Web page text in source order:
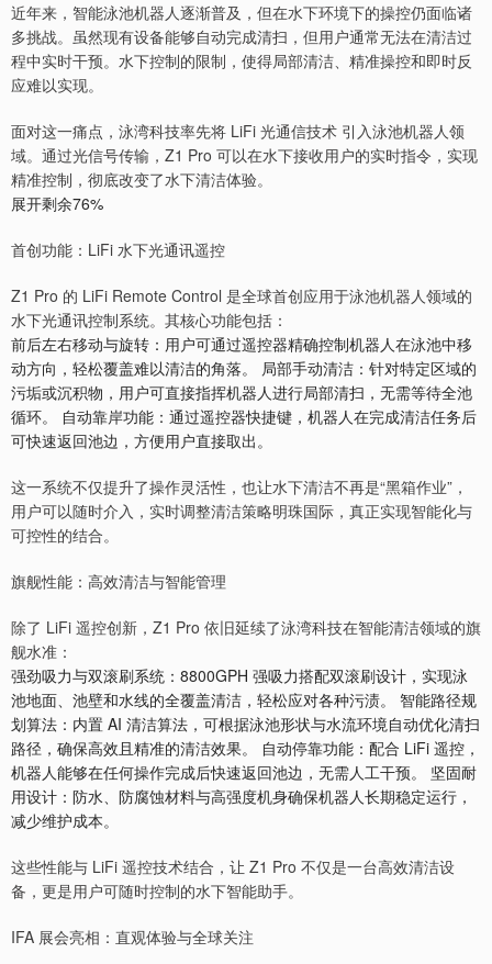
近年来，智能泳池机器人逐渐普及，但在水下环境下的操控仍面临诸
多挑战。虽然现有设备能够自动完成清扫，但用户通常无法在清洁过
程中实时干预。水下控制的限制，使得局部清洁、精准操控和即时反
应难以实现。
面对这一痛点，泳湾科技率先将 LiFi 光通信技术 引入泳池机器人领
域。通过光信号传输，Z1 Pro 可以在水下接收用户的实时指令，实现
精准控制，彻底改变了水下清洁体验。
展开剩余76%
首创功能：LiFi 水下光通讯遥控
Z1 Pro 的 LiFi Remote Control 是全球首创应用于泳池机器人领域的
水下光通讯控制系统。其核心功能包括：
前后左右移动与旋转：用户可通过遥控器精确控制机器人在泳池中移
动方向，轻松覆盖难以清洁的角落。 局部手动清洁：针对特定区域的
污垢或沉积物，用户可直接指挥机器人进行局部清扫，无需等待全池
循环。 自动靠岸功能：通过遥控器快捷键，机器人在完成清洁任务后
可快速返回池边，方便用户直接取出。
这一系统不仅提升了操作灵活性，也让水下清洁不再是“黑箱作业”，
用户可以随时介入，实时调整清洁策略明珠国际，真正实现智能化与
可控性的结合。
旗舰性能：高效清洁与智能管理
除了 LiFi 遥控创新，Z1 Pro 依旧延续了泳湾科技在智能清洁领域的旗
舰水准：
强劲吸力与双滚刷系统：8800GPH 强吸力搭配双滚刷设计，实现泳
池地面、池壁和水线的全覆盖清洁，轻松应对各种污渍。 智能路径规
划算法：内置 AI 清洁算法，可根据泳池形状与水流环境自动优化清扫
路径，确保高效且精准的清洁效果。 自动停靠功能：配合 LiFi 遥控，
机器人能够在任何操作完成后快速返回池边，无需人工干预。 坚固耐
用设计：防水、防腐蚀材料与高强度机身确保机器人长期稳定运行，
减少维护成本。
这些性能与 LiFi 遥控技术结合，让 Z1 Pro 不仅是一台高效清洁设
备，更是用户可随时控制的水下智能助手。
IFA 展会亮相：直观体验与全球关注